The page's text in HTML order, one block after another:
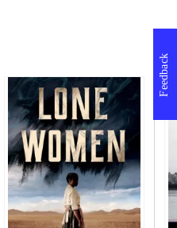
Feedback